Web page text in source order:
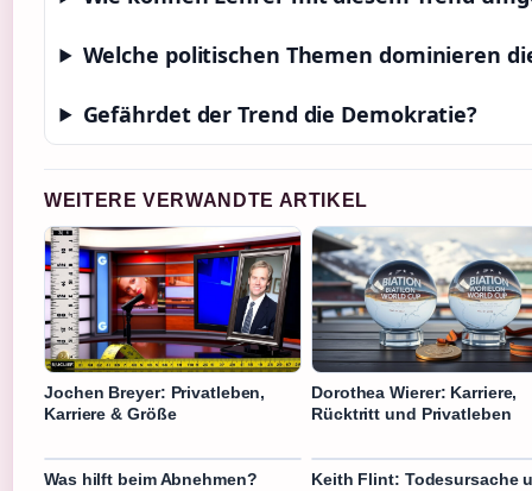
Welche politischen Themen dominieren
Gefährdet der Trend die Demokratie?
WEITERE VERWANDTE ARTIKEL
Jochen Breyer: Privatleben,
Karriere & Größe
Dorothea Wierer: Karriere,
Rücktritt und Privatleben
Was hilft beim Abnehmen?
Keith Flint: Todesursache